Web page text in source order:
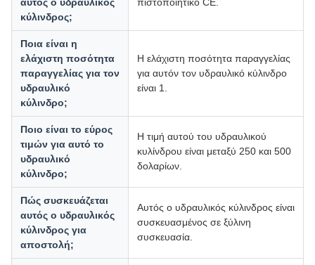
αυτός ο υδραυλικός
κύλινδρος;
πιστοποιητικό CE.
Ποια είναι η
ελάχιστη ποσότητα
παραγγελίας για τον
υδραυλικό
κύλινδρο;
Η ελάχιστη ποσότητα παραγγελίας
για αυτόν τον υδραυλικό κύλινδρο
είναι 1.
Ποιο είναι το εύρος
τιμών για αυτό το
υδραυλικό
κύλινδρο;
Η τιμή αυτού του υδραυλικού
κυλίνδρου είναι μεταξύ 250 και 500
δολαρίων.
Πώς συσκευάζεται
αυτός ο υδραυλικός
κύλινδρος για
αποστολή;
Αυτός ο υδραυλικός κύλινδρος είναι
συσκευασμένος σε ξύλινη
συσκευασία.